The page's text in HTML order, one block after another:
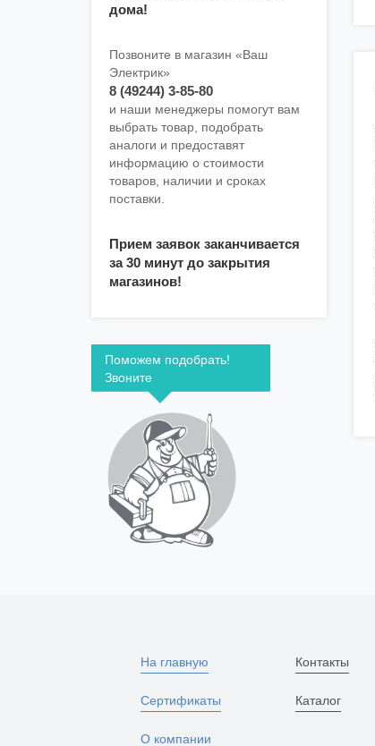
дома!
Позвоните в магазин «Ваш
Электрик»
8 (49244) 3-85-80
и наши менеджеры помогут вам
выбрать товар, подобрать
аналоги и предоставят
информацию о стоимости
товаров, наличии и сроках
поставки.
Прием заявок заканчивается
за 30 минут до закрытия
магазинов!
Поможем подобрать!
Звоните
На главную
Сертификаты
О компании
Контакты
Каталог